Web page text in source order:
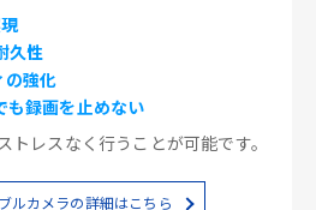
久性
の強化
も録画を止めない
トレスなく行うことが可能です。
ルカメラの詳細はこちら